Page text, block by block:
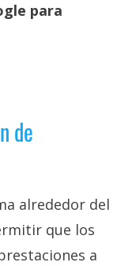
para
de
alrededor del
que los
a